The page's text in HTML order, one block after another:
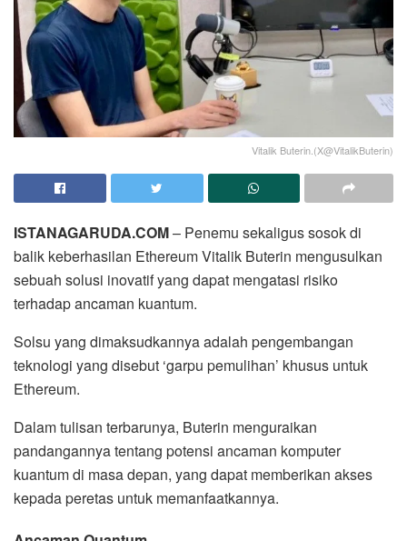
Vitalik Buterin.(X@VitalikButerin)
ISTANAGARUDA.COM– Penemu sekaligus sosok di
balik keberhasilan Ethereum Vitalik Buterin mengusulkan
sebuah solusi inovatif yang dapat mengatasi risiko
terhadap ancaman kuantum.
Solsu yang dimaksudkannya adalah pengembangan
teknologi yang disebut ‘garpu pemulihan’ khusus untuk
Ethereum.
Dalam tulisan terbarunya, Buterin menguraikan
pandangannya tentang potensi ancaman komputer
kuantum di masa depan, yang dapat memberikan akses
kepada peretas untuk memanfaatkannya.